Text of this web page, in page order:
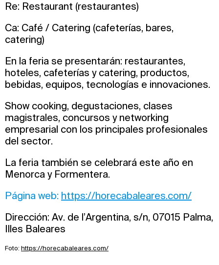
Re: Restaurant (restaurantes)
Ca: Café / Catering (cafeterías, bares,
catering)
En la feria se presentarán: restaurantes,
hoteles, cafeterías y catering, productos,
bebidas, equipos, tecnologías e innovaciones.
Show cooking, degustaciones, clases
magistrales, concursos y networking
empresarial con los principales profesionales
del sector.
La feria también se celebrará este año en
Menorca y Formentera.
Página web: https://horecabaleares.com/
Dirección: Av. de l’Argentina, s/n, 07015 Palma,
Illes Baleares
Foto: https://horecabaleares.com/